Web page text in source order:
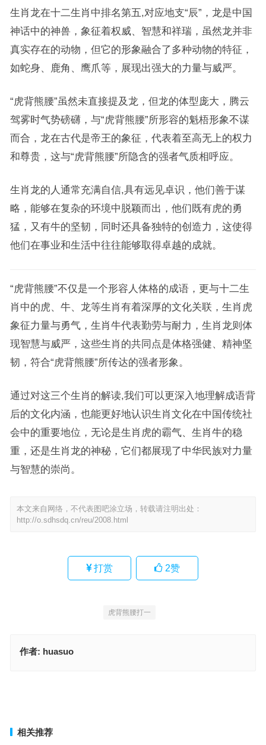
生肖龙在十二生肖中排名第五,对应地支“辰”，龙是中国
神话中的神兽，象征着权威、智慧和祥瑞，虽然龙并非
真实存在的动物，但它的形象融合了多种动物的特征，
如蛇身、鹿角、鹰爪等，展现出强大的力量与威严。
“虎背熊腰”虽然未直接提及龙，但龙的体型庞大，腾云
驾雾时气势磅礴，与“虎背熊腰”所形容的魁梧形象不谋
而合，龙在古代是帝王的象征，代表着至高无上的权力
和尊贵，这与“虎背熊腰”所隐含的强者气质相呼应。
生肖龙的人通常充满自信,具有远见卓识，他们善于谋
略，能够在复杂的环境中脱颖而出，他们既有虎的勇
猛，又有牛的坚韧，同时还具备独特的创造力，这使得
他们在事业和生活中往往能够取得卓越的成就。
“虎背熊腰”不仅是一个形容人体格的成语，更与十二生
肖中的虎、牛、龙等生肖有着深厚的文化关联，生肖虎
象征力量与勇气，生肖牛代表勤劳与耐力，生肖龙则体
现智慧与威严，这些生肖的共同点是体格强健、精神坚
韧，符合“虎背熊腰”所传达的强者形象。
通过对这三个生肖的解读,我们可以更深入地理解成语背
后的文化内涵，也能更好地认识生肖文化在中国传统社
会中的重要地位，无论是生肖虎的霸气、生肖牛的稳
重，还是生肖龙的神秘，它们都展现了中华民族对力量
与智慧的崇尚。
本文来自网络，不代表图吧涂立场，转载请注明出处：
http://o.sdhsdq.cn/reu/2008.html
打赏 2赞
虎背熊腰打一
作者: huasuo
相关推荐